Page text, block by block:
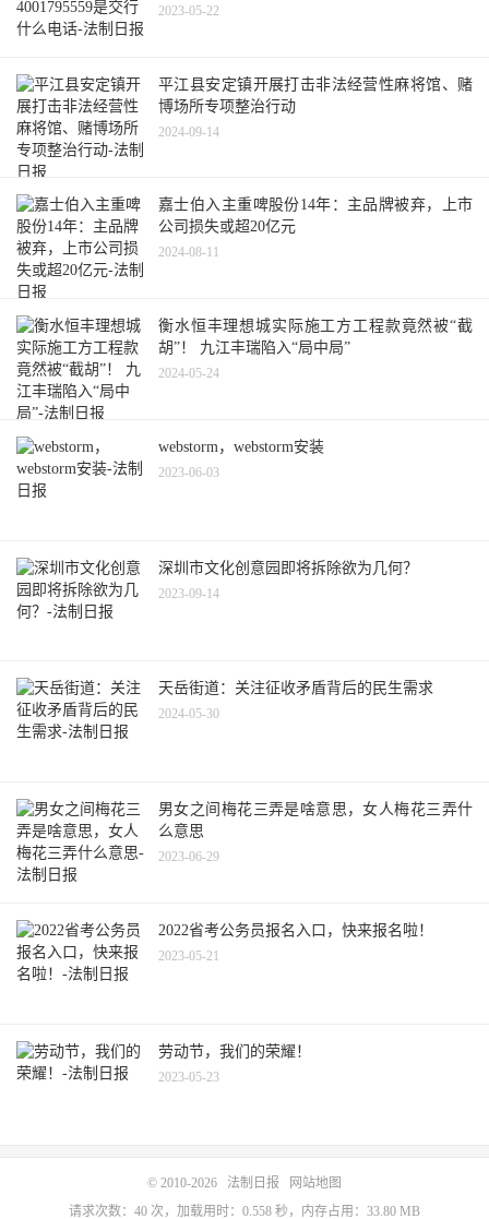
2023-05-22
平江县安定镇开展打击非法经营性麻将馆、赌
博场所专项整治行动
2024-09-14
嘉士伯入主重啤股份14年：主品牌被弃，上市
公司损失或超20亿元
2024-08-11
衡水恒丰理想城实际施工方工程款竟然被“截
胡”！ 九江丰瑞陷入“局中局”
2024-05-24
webstorm，webstorm安装
2023-06-03
深圳市文化创意园即将拆除欲为几何？
2023-09-14
天岳街道：关注征收矛盾背后的民生需求
2024-05-30
男女之间梅花三弄是啥意思，女人梅花三弄什
么意思
2023-06-29
2022省考公务员报名入口，快来报名啦！
2023-05-21
劳动节，我们的荣耀！
2023-05-23
© 2010-2026 法制日报
网站地图
请求次数：40 次，加载用时：0.558 秒，内存占用：33.80 MB